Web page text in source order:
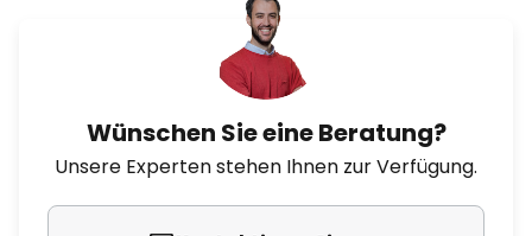
Wünschen Sie eine Beratung?
Unsere Experten stehen Ihnen zur Verfügung.